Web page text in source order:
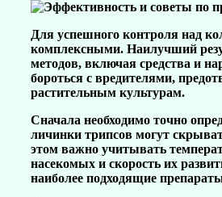
Для успешного контроля над
комплексными. Наилучший
методов, включая средства и
бороться с вредителями,
растительным культурам.
Сначала необходимо точно
личинки трипсов могут
этом важно учитывать
насекомых и скорость их
наиболее подходящие